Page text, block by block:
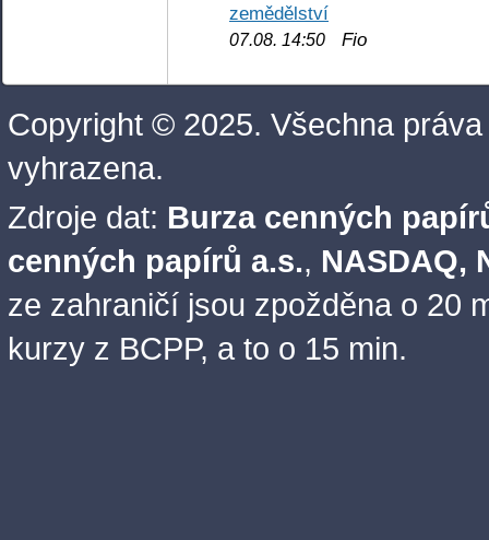
zemědělství
07.08. 14:50 Fio
Copyright © 2025. Všechna práva
vyhrazena.
Zdroje dat: Burza cenných
cenných papírů a.s., NASDAQ,
ze zahraničí jsou zpožděna o 20
kurzy z BCPP, a to o 15 min.